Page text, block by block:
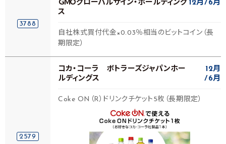
3788
ＧＭＯグローバルサイン・ホールディング
ス
12月 6月
自社株式買付代金×0.03％相当のビットコイン（長
期限定）
2579
コカ・コーラ ボトラーズジャパンホー
ルディングス
12月
6月
Coke ON（R）ドリンクチケット5枚（長期限定）